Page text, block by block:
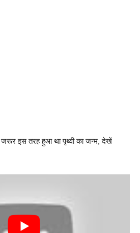
जरूर इस तरह हुआ था पृथ्वी का जन्म, देखें